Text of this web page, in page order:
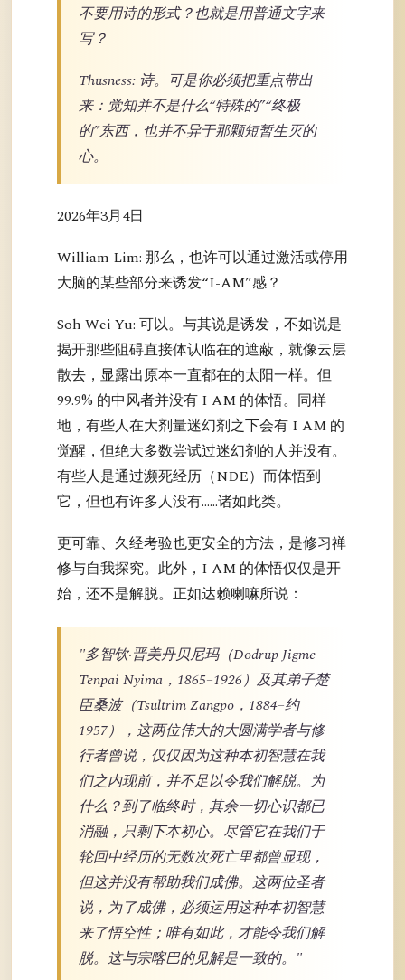
不要用诗的形式？也就是用普通文字来
写？
Thusness: 诗。可是你必须把重点带出
来：觉知并不是什么“特殊的”“终极
的”东西，也并不异于那颗短暂生灭的
心。
2026年3月4日
William Lim: 那么，也许可以通过激活或停用
大脑的某些部分来诱发“I-AM”感？
Soh Wei Yu: 可以。与其说是诱发，不如说是
揭开那些阻碍直接体认临在的遮蔽，就像云层
散去，显露出原本一直都在的太阳一样。但
99.9% 的中风者并没有 I AM 的体悟。同样
地，有些人在大剂量迷幻剂之下会有 I AM 的
觉醒，但绝大多数尝试过迷幻剂的人并没有。
有些人是通过濒死经历（NDE）而体悟到
它，但也有许多人没有……诸如此类。
更可靠、久经考验也更安全的方法，是修习禅
修与自我探究。此外，I AM 的体悟仅仅是开
始，还不是解脱。正如达赖喇嘛所说：
"多智钦·晋美丹贝尼玛（Dodrup Jigme
Tenpai Nyima，1865–1926）及其弟子楚
臣桑波（Tsultrim Zangpo，1884–约
1957），这两位伟大的大圆满学者与修
行者曾说，仅仅因为这种本初智慧在我
们之内现前，并不足以令我们解脱。为
什么？到了临终时，其余一切心识都已
消融，只剩下本初心。尽管它在我们于
轮回中经历的无数次死亡里都曾显现，
但这并没有帮助我们成佛。这两位圣者
说，为了成佛，必须运用这种本初智慧
来了悟空性；唯有如此，才能令我们解
脱。这与宗喀巴的见解是一致的。"